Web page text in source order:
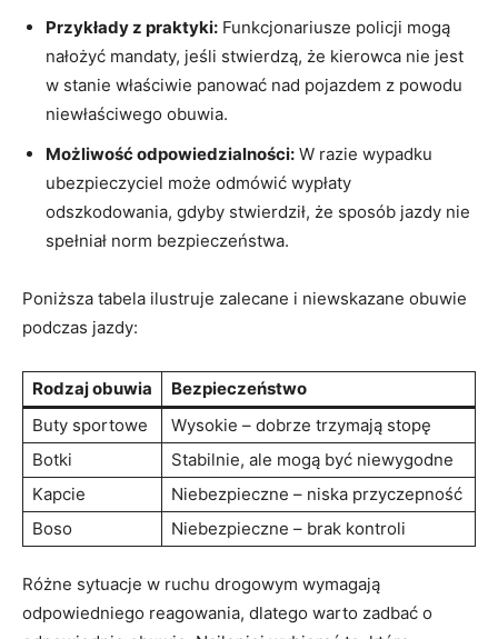
Przykłady z praktyki: Funkcjonariusze policji mogą
nałożyć mandaty, jeśli stwierdzą, że kierowca nie jest
w stanie właściwie panować nad pojazdem z powodu
niewłaściwego obuwia.
Możliwość odpowiedzialności: W razie wypadku
ubezpieczyciel może odmówić wypłaty
odszkodowania, gdyby stwierdził, że sposób jazdy nie
spełniał norm bezpieczeństwa.
Poniższa tabela ilustruje zalecane i niewskazane obuwie
podczas jazdy:
Rodzaj obuwia
Bezpieczeństwo
Buty sportowe
Wysokie – dobrze trzymają stopę
Botki
Stabilnie, ale mogą być niewygodne
Kapcie
Niebezpieczne – niska przyczepność
Boso
Niebezpieczne – brak kontroli
Różne sytuacje w ruchu drogowym wymagają
odpowiedniego reagowania, dlatego warto zadbać o